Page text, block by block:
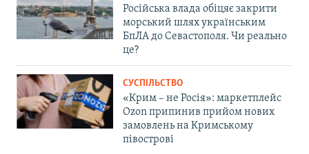
Російська влада обіцяє закрити
морський шлях українським
БпЛА до Севастополя. Чи реально
це?
СУСПІЛЬСТВО
«Крим – не Росія»: маркетплейс
Ozon припинив прийом нових
замовлень на Кримському
півострові